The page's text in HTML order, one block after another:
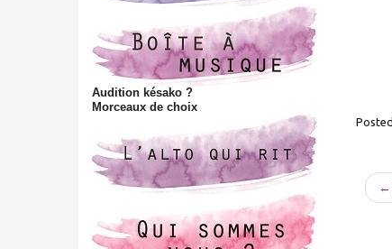
←
Audition késako ?
Morceaux de choix